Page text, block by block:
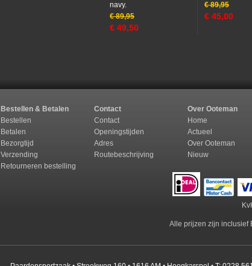
navy.
€ 89,95
€ 49,50
€ 89,95
€ 45,00
Bestellen & Betalen Contact Over Ooteman
Bestellen
Contact Home
Betalen
Openingstijden Actueel
Bezorgtijd
Adres Over Ooteman
Verzending
Routebeschrijving Nieuw
Retourneren bestelling
Alle prijzen zijn inclusief